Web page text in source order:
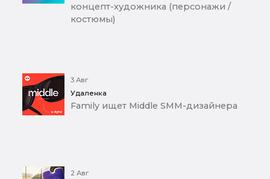
концепт-художника (персонажи /
костюмы)
3 Авг
Удаленка
Family ищет Middle SMM-дизайнера
2 Авг